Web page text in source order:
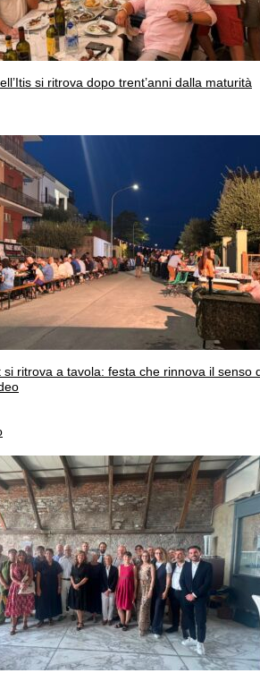
si ritrova dopo trent’anni dalla maturità
si ritrova a tavola: festa che rinnova il senso